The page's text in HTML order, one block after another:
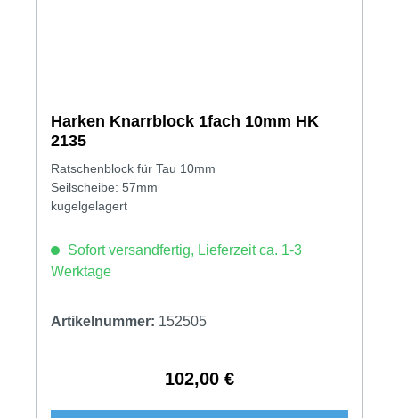
Harken Knarrblock 1fach 10mm HK
2135
Ratschenblock für Tau 10mm
Seilscheibe: 57mm
kugelgelagert
Sofort versandfertig, Lieferzeit ca. 1-3
Werktage
Artikelnummer: 152505
Regulärer Preis:
102,00 €